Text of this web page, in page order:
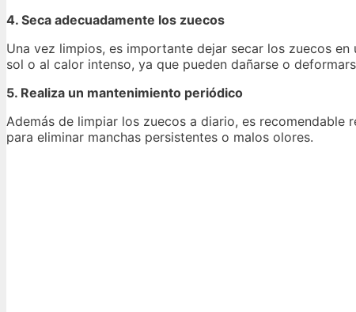
4. Seca adecuadamente los zuecos
Una vez limpios, es importante dejar secar los zuecos
sol o al calor intenso, ya que pueden dañarse o
5. Realiza un mantenimiento periódico
Además de limpiar los zuecos a diario, es
para eliminar manchas persistentes o malos olores.